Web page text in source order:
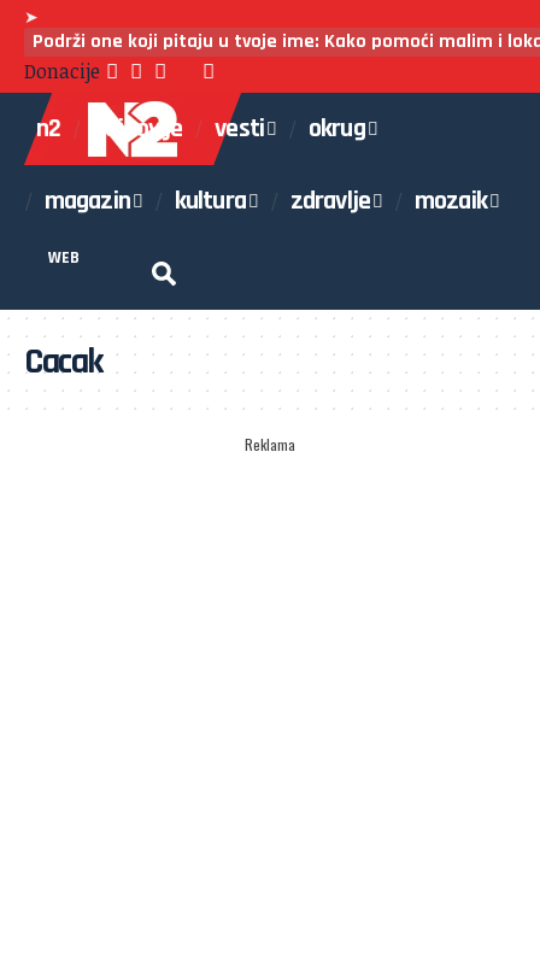
➤
Podrži one koji pitaju u tvoje ime: Kako pomoći malim i
Donacije
n2 najnovije vesti okrug
magazin kultura zdravlje mozaik
WEB
Cacak
Reklama